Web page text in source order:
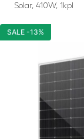
Solar, 410W, 1kpl
SALE -13%